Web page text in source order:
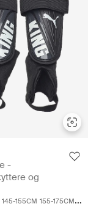
-
og
145-155CM 155-175CM